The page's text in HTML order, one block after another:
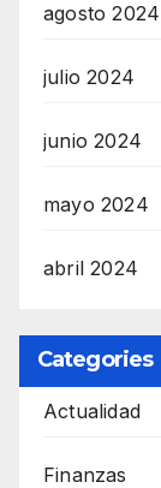
agosto 2024
julio 2024
junio 2024
mayo 2024
abril 2024
Categories
Actualidad
Finanzas